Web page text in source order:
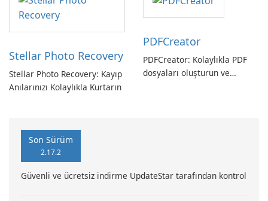
Stellar Photo Recovery
Stellar Photo Recovery: Kayıp
Anılarınızı Kolaylıkla Kurtarın
PDFCreator
PDFCreator: Kolaylıkla PDF
dosyaları oluşturun ve
Son Sürüm
2.17.2
Güvenli ve ücretsiz indirme UpdateStar tarafından kontrol